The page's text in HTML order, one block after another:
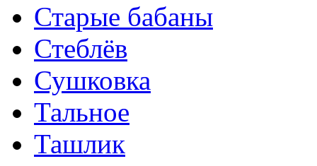
Старые бабаны
Стеблёв
Сушковка
Тальное
Ташлик